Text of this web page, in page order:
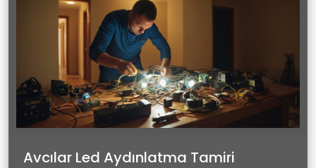
Avcılar Led Aydınlatma Tamiri